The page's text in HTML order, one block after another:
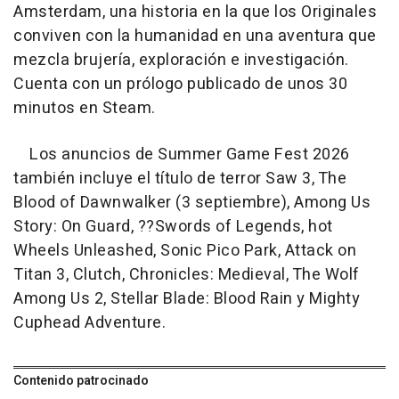
Amsterdam, una historia en la que los Originales
conviven con la humanidad en una aventura que
mezcla brujería, exploración e investigación.
Cuenta con un prólogo publicado de unos 30
minutos en Steam.
Los anuncios de Summer Game Fest 2026
también incluye el título de terror Saw 3, The
Blood of Dawnwalker (3 septiembre), Among Us
Story: On Guard, ??Swords of Legends, hot
Wheels Unleashed, Sonic Pico Park, Attack on
Titan 3, Clutch, Chronicles: Medieval, The Wolf
Among Us 2, Stellar Blade: Blood Rain y Mighty
Cuphead Adventure.
Contenido patrocinado